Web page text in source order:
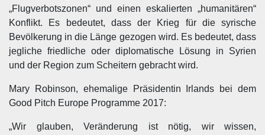
„Flugverbotszonen“ und einen eskalierten „humanitären“
Konflikt. Es bedeutet, dass der Krieg für die syrische
Bevölkerung in die Länge gezogen wird. Es bedeutet, dass
jegliche friedliche oder diplomatische Lösung in Syrien
und der Region zum Scheitern gebracht wird.
Mary Robinson, ehemalige Präsidentin Irlands bei dem
Good Pitch Europe Programme 2017:
„Wir glauben, Veränderung ist nötig, wir wissen,